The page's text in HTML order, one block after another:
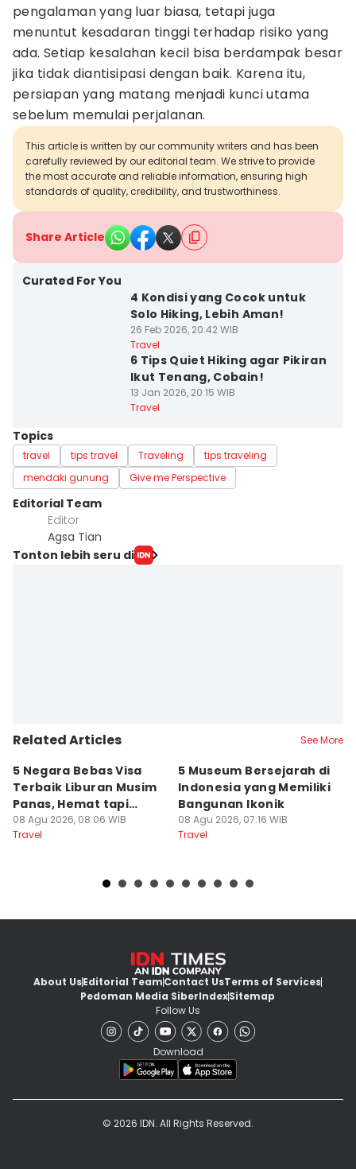
pengalaman yang luar biasa, tetapi juga
menuntut kesadaran tinggi terhadap risiko yang
ada. Setiap kesalahan kecil bisa berdampak besar
jika tidak diantisipasi dengan baik. Karena itu,
persiapan yang matang menjadi kunci utama
sebelum memulai perjalanan.
This article is written by our community writers and has been
carefully reviewed by our editorial team. We strive to provide
the most accurate and reliable information, ensuring high
standards of quality, credibility, and trustworthiness.
Share Article
Curated For You
4 Kondisi yang Cocok untuk
Solo Hiking, Lebih Aman!
26 Feb 2026, 20:42 WIB
Travel
6 Tips Quiet Hiking agar Pikiran
Ikut Tenang, Cobain!
13 Jan 2026, 20:15 WIB
Travel
Topics
travel tips travel Traveling
tips traveling
mendaki gunung
Give me Perspective
Editorial Team
Editor
Agsa Tian
Tonton lebih seru di
Related Articles See More
5 Negara Bebas Visa
Terbaik Liburan Musim
Panas, Hemat tapi
Mewah!
08 Agu 2026, 08:06 WIB
Travel
5 Museum Bersejarah di
Indonesia yang Memiliki
Bangunan Ikonik
08 Agu 2026, 07:16 WIB
Travel
About UsEditorial TeamContact UsTerms of Services
Pedoman Media SiberIndexSitemap
Follow Us
Download
© 2026 IDN. All Rights Reserved.